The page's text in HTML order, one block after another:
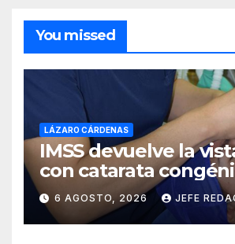
You missed
LÁZARO CÁRDENAS
IMSS devuelve la
con catarata
23 años de
6 AGOSTO, 2026 JEFE